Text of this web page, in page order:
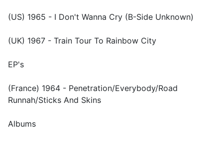
(US) 1965 - I Don't Wanna Cry (B-Side Unknown)
(UK) 1967 - Train Tour To Rainbow City
EP's
(France) 1964 - Penetration/Everybody/Road
Runnah/Sticks And Skins
Albums